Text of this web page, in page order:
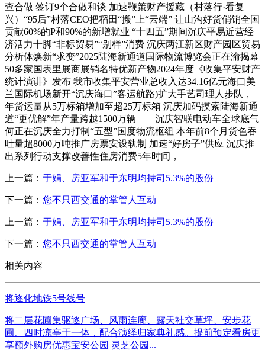
查合做 签订9个合做和谈 加速鞭策财产援藏（村落行·看复
兴）“95后”村落CEO把稻田“搬”上“云端” 让山沟好货俏销全国
贡献60%的P和90%的新增就业 “十四五”期间沉庆平易近营经
济活力十脚“非标贸易”“别样”消费 沉庆两江新区财产园区贸易
分析体焕新“求变”2025陆海新通道国际物流博览会正在渝揭幕
50多家国表里展商展销名特优新产物2024年度《收集平安财产
统计演讲》发布 我市收集平安营业总收入达34.16亿元海口美
兰国际机场新开“沉庆海口”客运航路)扩大手艺司理人步队，
年货运量从5万标箱增加至超25万标箱 沉庆加码摸索陆海新通
道“更优解”年产量跨越1500万辆——沉庆智联电动车全球底气
何正在沉庆全力打制“五型”国度物流枢纽 本年前8个月货色吞
吐量超8000万吨推广房票安设轨制 加速“好房子”供应 沉庆推
出系列行动支撑改善性住房消费5年时间，
上一篇： 于娟、房亚军和于东明均持司5.3%的股份
下一篇： 您不只西交通的掌管人互动
上一篇： 于娟、房亚军和于东明均持司5.3%的股份
下一篇： 您不只西交通的掌管人互动
相关内容
将逐化地铁5号线号
将二层花圃集驱逐广场、风雨连廊、露天社交草坪、安步花
圃、四时凉亭于一体，配合演绎归家典礼感。提前预定看房更
享额外购房优惠宝安公园 灵芝公园...